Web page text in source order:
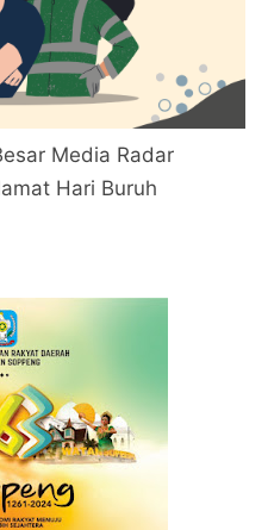
Media Radar
Hari Buruh